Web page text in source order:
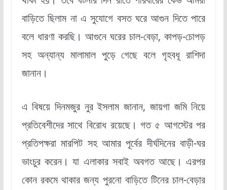
বাড়িতে ছিলাম না এ সুযোগে বসত ঘরে আগুন দিতে পারে
বলে ধারণা করছি। আগুনে ঘরের চাল-বেড়া, কাপড়-চোপড়
সহ অন্যান্য মালামাল পুড়ে গেছে বলে গৃহবধূ রাশিদা
জানান।
এ বিষয়ে দিনমজুর নুর ইসলাম জানান, জায়গা জমি নিয়ে
প্রতিবেশীদের সাথে বিরোধ রয়েছে। গত ৫ আগস্টের পর
প্রতিপক্ষরা মারপিট সহ আমার পূর্বের দীর্ঘদিনের বাড়ী-ঘর
ভাংচুর করেন। যা এলাকার সবাই অবগত আছে। এরপর
কোন রকমে থাকার জন্য পুরনো বাড়িতে টিনের চাল-বেড়ার